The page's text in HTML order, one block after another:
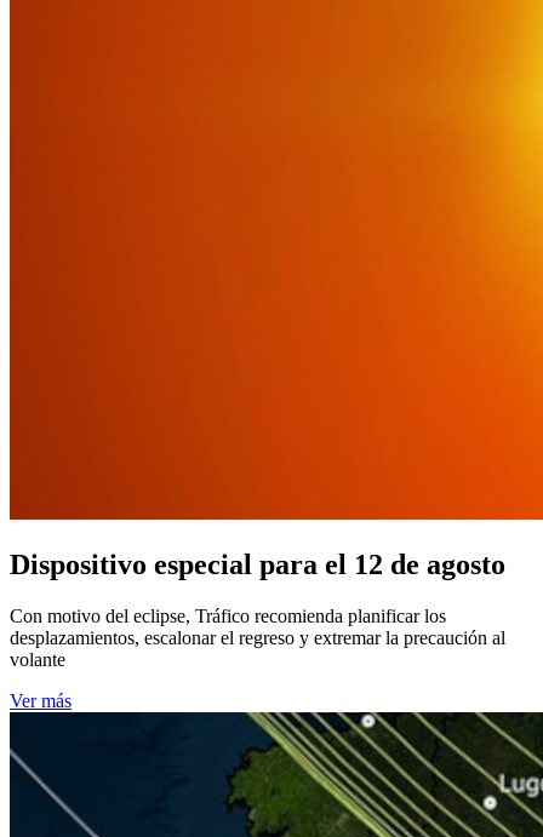
Dispositivo especial para el 12 de agosto
Con motivo del eclipse, Tráfico recomienda planificar los
desplazamientos, escalonar el regreso y extremar la precaución al
volante
Ver más